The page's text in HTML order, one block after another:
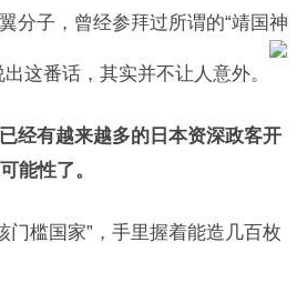
分子，曾经参拜过所谓的“靖国神
这番话，其实并不让人意外。
经有越来越多的日本资深政客开
能性了。
门槛国家”，手里握着能造几百枚